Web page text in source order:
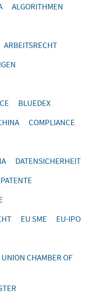
ALGORITHMEN
ARBEITSRECHT
BLUEDEX
COMPLIANCE
DATENSICHERHEIT
EU SME
EU-IPO
CHAMBER OF